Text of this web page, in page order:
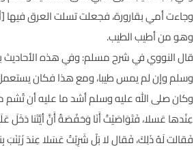
وجاءت أمي بقارورة، فجعلت تسلت العرق فيها
وهو من أطيب الطيب.
قال النووي في شرح مسلم: وفي هذه الأحاديث
وسلم وإن لم يمس طيبا، ومع هذا فكان يستعمل
وكان صلى الله عليه وسلم أشد ما عليه أن
عِنْدها عَسلا، فَتَوَاصَيْتُ أَنَا وَحَفْصَةُ أَنَّ أيَّتَنا
فَقالت لَهُ ذَلِكَ، فَقال لا بَلْ شَرِبْتُ عَسَلا عِندَ زَيْنَبَ